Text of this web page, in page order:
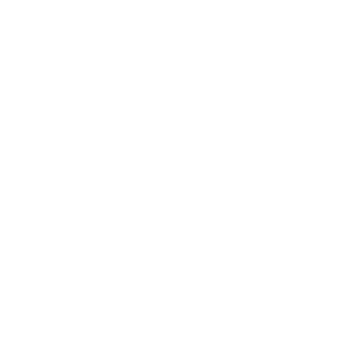
妇及需频繁检测的人群。实业在研发此类设备时，着重于提升信号采集的稳定
作更简便，检测过程快速，受检者体验更佳。这使得它相当适合在社区健康服务
的干预措施（如生活方式调整或药物辅助改善）争取宝贵时间。的产品设计注重
、趋势分析及报告生成能力，这对于长期追踪个体骨质变化至关重要。此外，设
免接触腐蚀性液体或尖锐物体。使用后应及时关闭电源，并存放于干燥、防尘的
校准服务，是保障设备持续符合检测标准的较好途径。任何检测结果都应结合医
价值。